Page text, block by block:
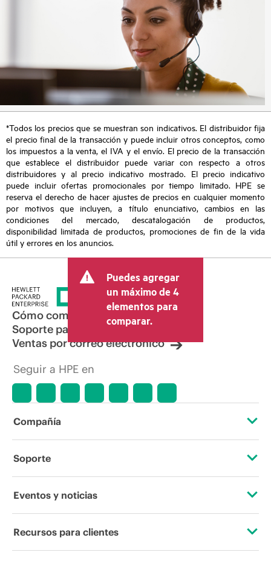
*Todos los precios que se muestran son indicativos. El distribuidor fija
el precio final de la transacción y puede incluir otros conceptos, como
los impuestos a la venta, el IVA y el envío. El precio de la transacción
que establece el distribuidor puede variar con respecto a otros
distribuidores y al precio indicativo mostrado. El precio indicativo
puede incluir ofertas promocionales por tiempo limitado. HPE se
reserva el derecho de hacer ajustes de precios en cualquier momento
por motivos que incluyen, a título enunciativo, cambios en las
condiciones del mercado, descatalogación de productos,
disponibilidad limitada de productos, promociones de fin de la vida
útil y errores en los anuncios.
Puedes agregar
un máximo de 4
elementos para
comparar.
Cómo comprar
Soporte para productos
Ventas por correo electrónico
Seguir a HPE en
Compañía
Acerca de HPE
Responsabilidad corporativa
Soporte
Servicios de soporte operativo
Eventos y noticias
Eventos
Recursos para clientes